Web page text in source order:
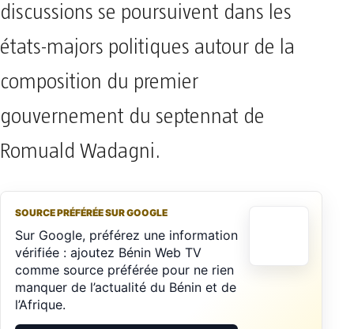
discussions se poursuivent dans les
états-majors politiques autour de la
composition du premier
gouvernement du septennat de
Romuald Wadagni.
SOURCE PRÉFÉRÉE SUR GOOGLE
Sur Google, préférez une information
vérifiée : ajoutez Bénin Web TV
comme source préférée pour ne rien
manquer de l’actualité du Bénin et de
l’Afrique.